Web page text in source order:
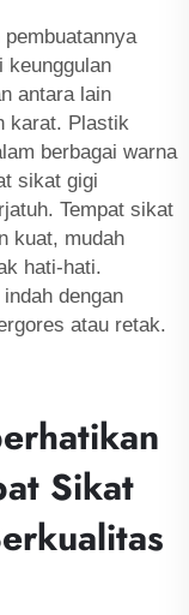
keunggulan
antara lain
karat. Plastik
berbagai warna
sikat gigi
Tempat sikat
kuat, mudah
hati-hati.
dengan
atau retak.
Sikat